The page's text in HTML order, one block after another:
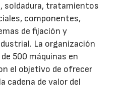
soldadura, tratamientos
componentes,
de fijación y
La organización
500 máquinas en
el objetivo de ofrecer
cadena de valor del